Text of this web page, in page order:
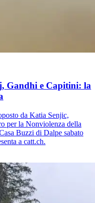
Gandhi e Capitini: la
da Katia Senjic,
per la Nonviolenza della
Buzzi di Dalpe sabato
a catt.ch.